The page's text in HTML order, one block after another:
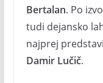
Bertalan. Po
tudi dejansko
najprej
Damir Lučič.